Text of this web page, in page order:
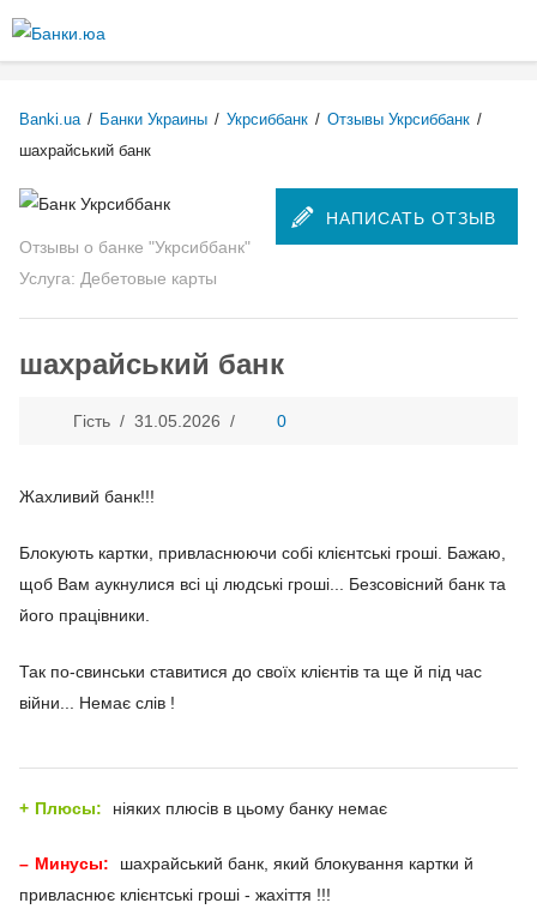
содержанию
Banki.ua / Банки Украины / Укрсиббанк / Отзывы Укрсиббанк /
шахрайський банк
НАПИСАТЬ ОТЗЫВ
Отзывы о банке "Укрсиббанк"
Услуга: Дебетовые карты
шахрайський банк
Гість / 31.05.2026 / 0
Жахливий банк!!!
Блокують картки, привласнюючи собі клієнтські гроші. Бажаю,
щоб Вам аукнулися всі ці людські гроші... Безсовісний банк та
його працівники.
Так по-свинськи ставитися до своїх клієнтів та ще й під час
війни... Немає слів !
Плюсы: ніяких плюсів в цьому банку немає
Минусы:
шахрайський банк, який блокування картки й
привласнює клієнтські гроші - жахіття !!!
Comment HTML
Plain text
You may quote other posts using [quote] tags.